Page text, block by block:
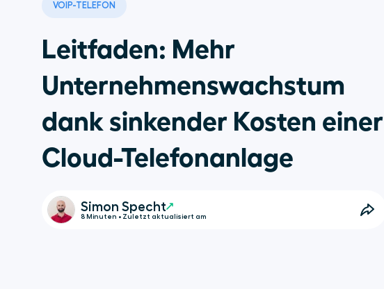
VOIP-TELEFON
Leitfaden: Mehr
Unternehmenswachstum
dank sinkender Kosten einer
Cloud-Telefonanlage
Simon Specht
8 Minuten • Zuletzt aktualisiert am